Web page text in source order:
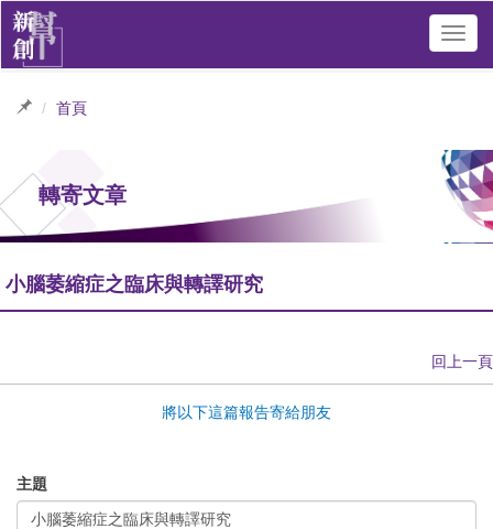
首頁
轉寄文章
小腦萎縮症之臨床與轉譯研究
回上一頁
將以下這篇報告寄給朋友
主題
小腦萎縮症之臨床與轉譯研究